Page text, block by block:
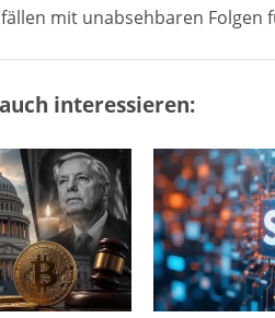
mit unabsehbaren Folgen
interessieren: